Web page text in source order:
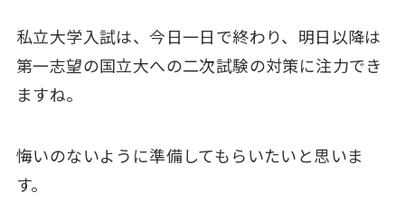
私立大学入試は、今日一日で終わり、明日以降は
第一志望の国立大への二次試験の対策に注力でき
ますね。
悔いのないように準備してもらいたいと思いま
す。